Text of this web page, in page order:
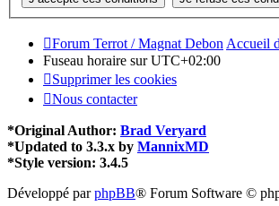
Forum Terrot / Magnat DebonAccueil
Fuseau horaire surUTC+02:00
Supprimer les cookies
Nous contacter
*Original Author: Brad Veryard
*Updated to 3.3.x by MannixMD
*Style version: 3.4.5
Développé parphpBB® Forum Software ©